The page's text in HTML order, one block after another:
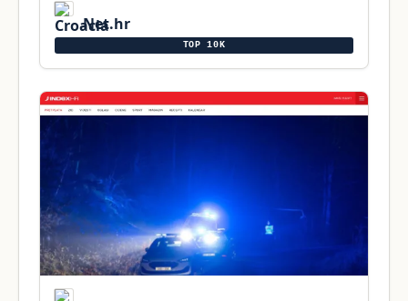
Net.hr
TOP 10K